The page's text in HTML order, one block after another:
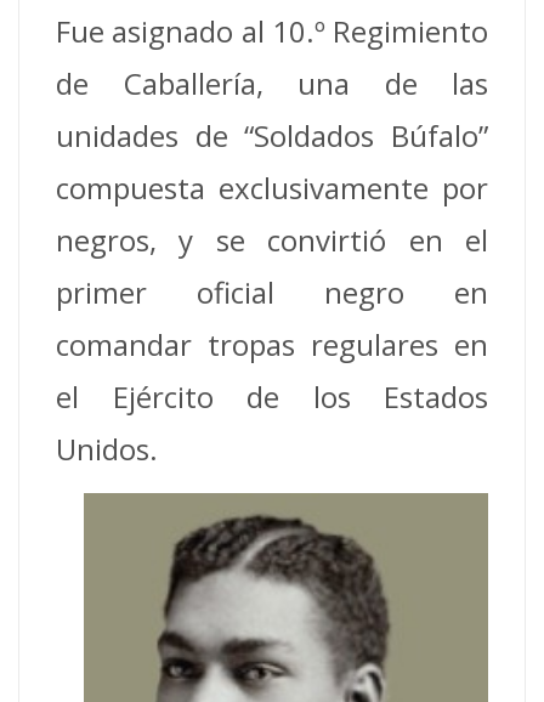
Fue asignado al 10.º Regimiento
de Caballería, una de las
unidades de “Soldados Búfalo”
compuesta exclusivamente por
negros, y se convirtió en el
primer oficial negro en
comandar tropas regulares en
el Ejército de los Estados
Unidos.